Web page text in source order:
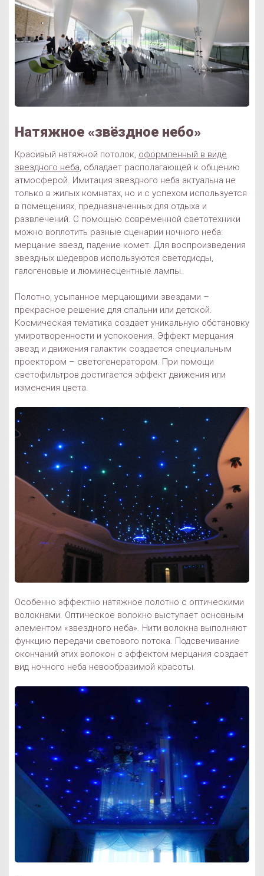
Натяжное «звёздное небо»
Красивый натяжной потолок, оформленный в виде
звездного неба, обладает располагающей к общению
атмосферой. Имитация звездного неба актуальна не
только в жилых комнатах, но и с успехом используется
в помещениях, предназначенных для отдыха и
развлечений. С помощью современной светотехники
можно воплотить разные сценарии ночного неба:
мерцание звезд, падение комет. Для воспроизведения
звездных шедевров используются светодиоды,
галогеновые и люминесцентные лампы.
Полотно, усыпанное мерцающими звездами –
прекрасное решение для спальни или детской.
Космическая тематика создает уникальную обстановку
умиротворенности и успокоения. Эффект мерцания
звезд и движения галактик создается специальным
проектором – светогенератором. При помощи
светофильтров достигается эффект движения или
изменения цвета.
Особенно эффектно натяжное полотно с оптическими
волокнами. Оптическое волокно выступает основным
элементом «звездного неба». Нити волокна выполняют
функцию передачи светового потока. Подсвечивание
окончаний этих волокон с эффектом мерцания создает
вид ночного неба невообразимой красоты.